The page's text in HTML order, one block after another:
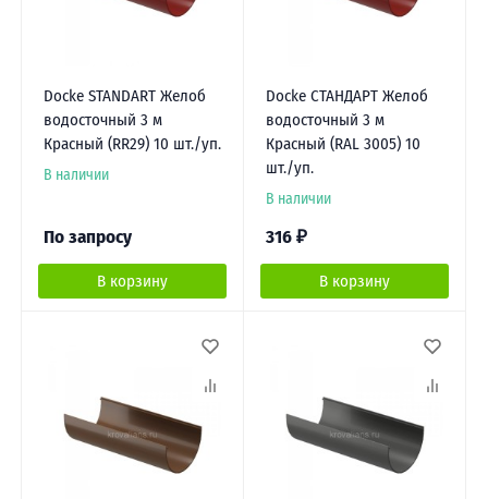
Docke STANDART Желоб
водосточный 3 м
Красный (RR29) 10 шт./уп.
В наличии
По запросу
В корзину
Docke СТАНДАРТ Желоб
водосточный 3 м
Красный (RAL 3005) 10
шт./уп.
В наличии
316 ₽
В корзину